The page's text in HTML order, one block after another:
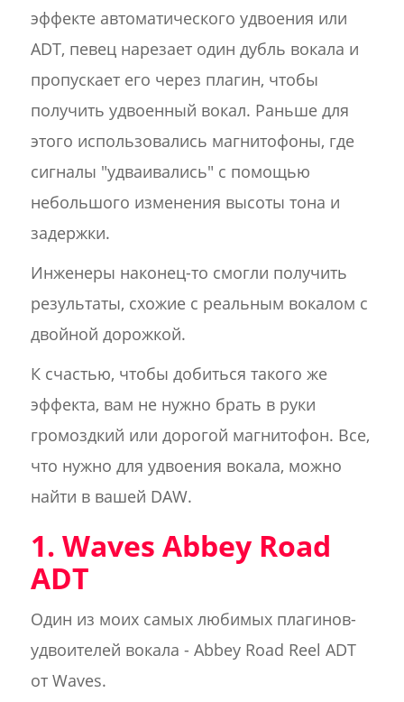
эффекте автоматического удвоения или
ADT, певец нарезает один дубль вокала и
пропускает его через плагин, чтобы
получить удвоенный вокал. Раньше для
этого использовались магнитофоны, где
сигналы "удваивались" с помощью
небольшого изменения высоты тона и
задержки.
Инженеры наконец-то смогли получить
результаты, схожие с реальным вокалом с
двойной дорожкой.
К счастью, чтобы добиться такого же
эффекта, вам не нужно брать в руки
громоздкий или дорогой магнитофон. Все,
что нужно для удвоения вокала, можно
найти в вашей DAW.
1. Waves Abbey Road
ADT
Один из моих самых любимых плагинов-
удвоителей вокала - Abbey Road Reel ADT
от Waves.